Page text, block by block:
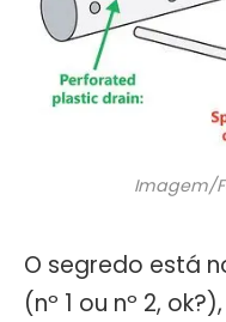
Imagem/
O segredo está
(nº 1 ou nº 2,